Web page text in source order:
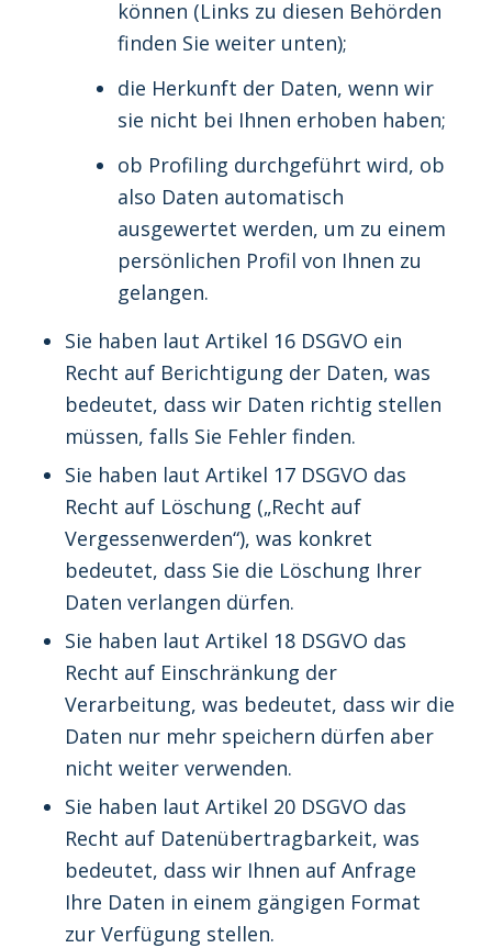
können (Links zu diesen Behörden
finden Sie weiter unten);
die Herkunft der Daten, wenn wir
sie nicht bei Ihnen erhoben haben;
ob Profiling durchgeführt wird, ob
also Daten automatisch
ausgewertet werden, um zu einem
persönlichen Profil von Ihnen zu
gelangen.
Sie haben laut Artikel 16 DSGVO ein
Recht auf Berichtigung der Daten, was
bedeutet, dass wir Daten richtig stellen
müssen, falls Sie Fehler finden.
Sie haben laut Artikel 17 DSGVO das
Recht auf Löschung („Recht auf
Vergessenwerden“), was konkret
bedeutet, dass Sie die Löschung Ihrer
Daten verlangen dürfen.
Sie haben laut Artikel 18 DSGVO das
Recht auf Einschränkung der
Verarbeitung, was bedeutet, dass wir die
Daten nur mehr speichern dürfen aber
nicht weiter verwenden.
Sie haben laut Artikel 20 DSGVO das
Recht auf Datenübertragbarkeit, was
bedeutet, dass wir Ihnen auf Anfrage
Ihre Daten in einem gängigen Format
zur Verfügung stellen.